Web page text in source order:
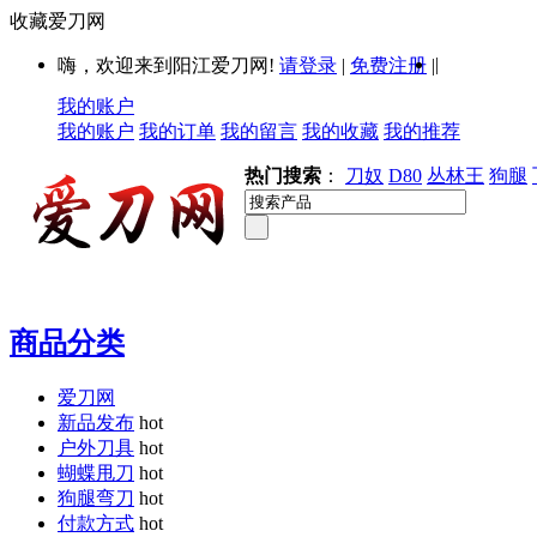
收藏爱刀网
嗨，欢迎来到阳江爱刀网! 请登录 | 免费注册 ||
我的账户
我的账户 我的订单 我的留言 我的收藏 我的推荐
热门搜索 ： 刀奴 D80 丛林王 狗腿
商品分类
爱刀网
新品发布 hot
户外刀具 hot
蝴蝶甩刀 hot
狗腿弯刀 hot
付款方式 hot